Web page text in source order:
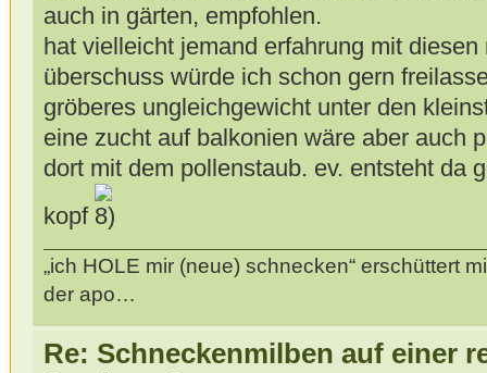
auch in gärten, empfohlen.
hat vielleicht jemand erfahrung mit
überschuss würde ich schon gern
gröberes ungleichgewicht unter den
eine zucht auf balkonien wäre aber auch
dort mit dem pollenstaub. ev. entsteht da
kopf
„ich HOLE mir (neue) schnecken“ erschüttert
der apo…
Re: Schneckenmilben auf einer